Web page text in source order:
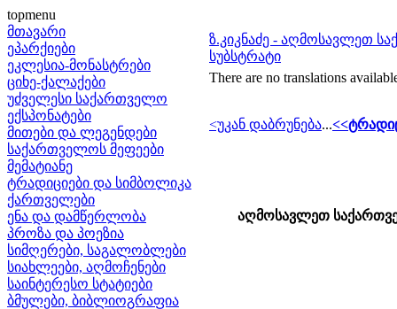
topmenu
მთავარი
ეპარქიები
ეკლესია-მონასტრები
ციხე-ქალაქები
უძველესი საქართველო
ექსპონატები
მითები და ლეგენდები
საქართველოს მეფეები
მემატიანე
ტრადიციები და სიმბოლიკა
ქართველები
ენა და დამწერლობა
პროზა და პოეზია
სიმღერები, საგალობლები
სიახლეები, აღმოჩენები
საინტერესო სტატიები
ბმულები, ბიბლიოგრაფია
ზ.კიკნაძე - აღმოსავლეთ
სუბსტრატი
There are no translations
<უკან დაბრუნება...
აღმოსავლეთ